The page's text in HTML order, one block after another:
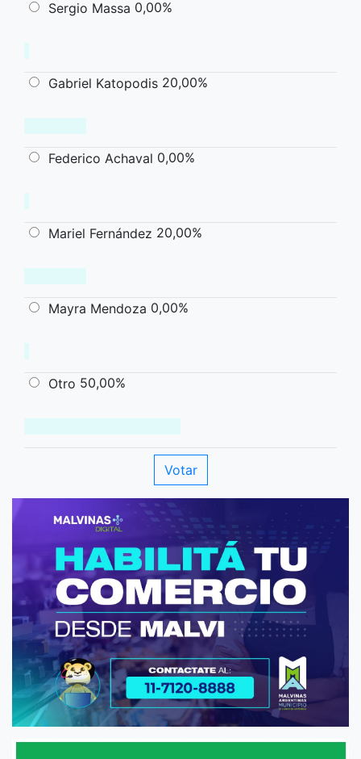
Sergio Massa 0,00%
Gabriel Katopodis 20,00%
Federico Achaval 0,00%
Mariel Fernández 20,00%
Mayra Mendoza 0,00%
Otro 50,00%